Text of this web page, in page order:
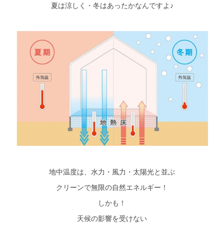
夏は涼しく・冬はあったかなんですよ♪
地中温度は、水力・風力・太陽光と並ぶ
クリーンで無限の自然エネルギー！
しかも！
天候の影響を受けない